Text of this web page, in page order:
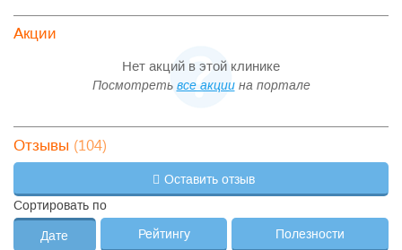
Акции
Нет акций в этой клинике
Посмотреть все акциина портале
Отзывы (104)
Оставить отзыв
Сортировать по
Дате Рейтингу
Полезности